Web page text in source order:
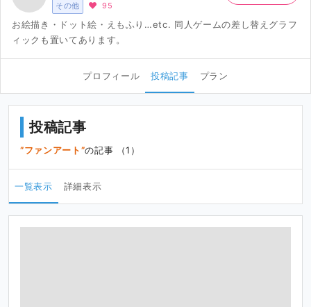
その他 95
お絵描き・ドット絵・えもふり…etc. 同人ゲームの差し替えグラフ
ィックも置いてあります。
プロフィール 投稿記事 プラン
投稿記事
ファンアート の記事 （1）
一覧表示 詳細表示